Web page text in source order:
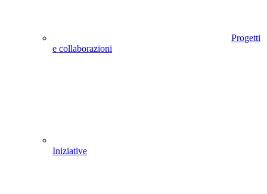
Progetti
e collaborazioni
Iniziative